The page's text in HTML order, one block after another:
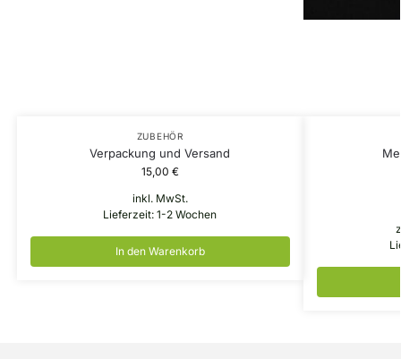
ZUBEHÖR
Verpackung und Versand
15,00 €
inkl. MwSt.
Lieferzeit:1-2 Wochen
In den Warenkorb